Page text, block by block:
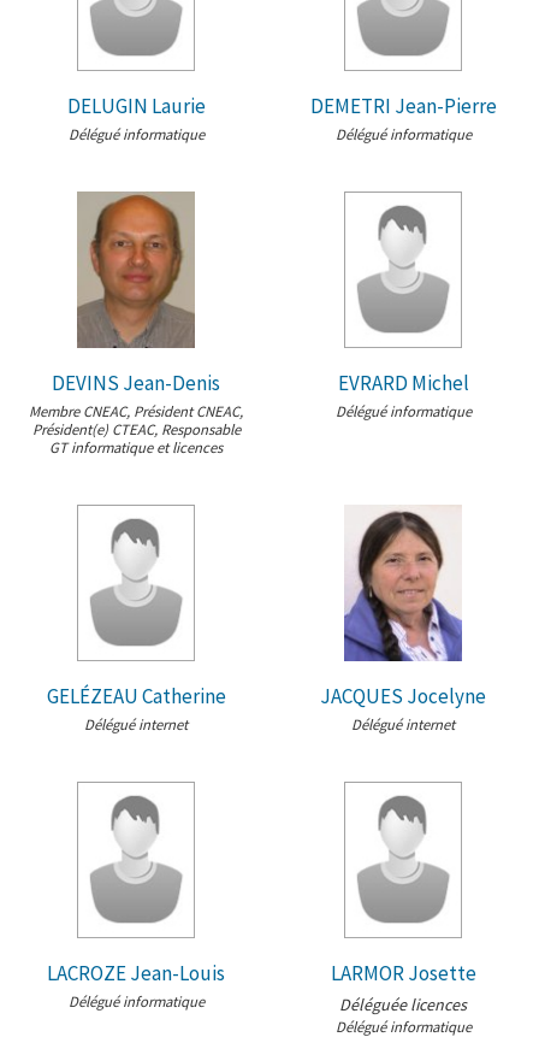
DELUGIN Laurie
Délégué informatique
DEMETRI Jean-Pierre
Délégué informatique
DEVINS Jean-Denis
Membre CNEAC, Président CNEAC,
Président(e) CTEAC, Responsable
GT informatique et licences
EVRARD Michel
Délégué informatique
GELÉZEAU Catherine
Délégué internet
JACQUES Jocelyne
Délégué internet
LACROZE Jean-Louis
Délégué informatique
LARMOR Josette
Déléguée licences
Délégué informatique